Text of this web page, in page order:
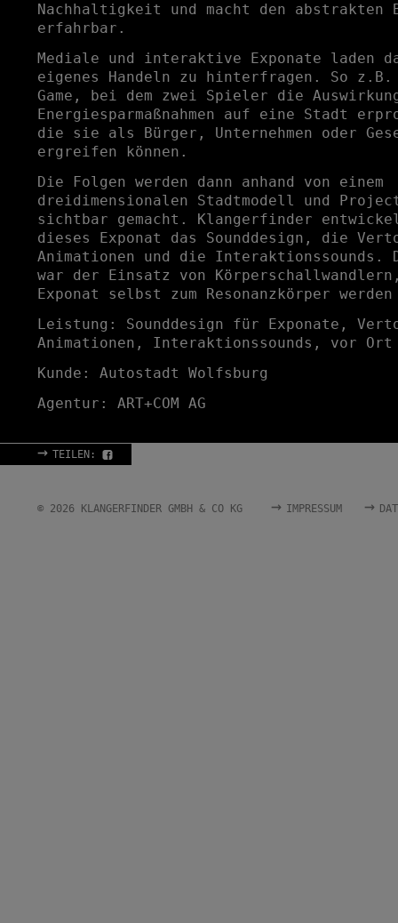
Nachhaltigkeit und macht den abstrakten
erfahrbar.
Mediale und interaktive Exponate laden
eigenes Handeln zu hinterfragen. So
Game, bei dem zwei Spieler die
Energiesparmaßnahmen auf eine Stadt
die sie als Bürger, Unternehmen oder
ergreifen können.
Die Folgen werden dann anhand von einem
dreidimensionalen Stadtmodell und
sichtbar gemacht. Klangerfinder
dieses Exponat das Sounddesign, die
Animationen und die Interaktionssounds.
war der Einsatz von
Exponat selbst zum Resonanzkörper
Leistung: Sounddesign für Exponate,
Animationen, Interaktionssounds, vor Ort
Kunde: Autostadt Wolfsburg
Agentur: ART+COM AG
→ TEILEN:
© 2026 KLANGERFINDER GMBH & CO KG → IMPRESSUM →